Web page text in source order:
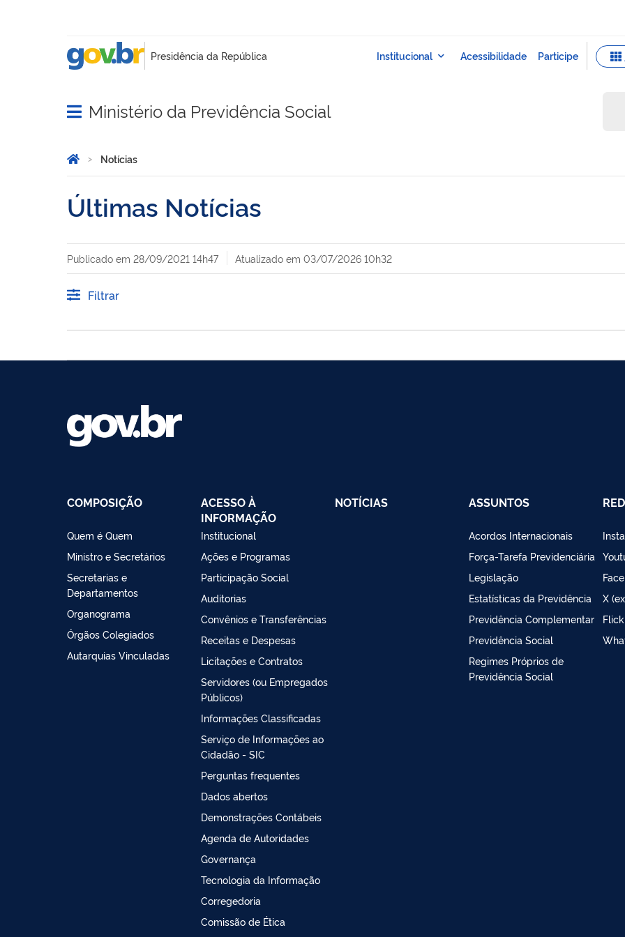
Abrir menu principal de navegação
Ministério da Previdência Social
Você está aqui:
Página Inicial
Notícias
Últimas Notícias
Publicado em 28/09/2021 14h47 Atualizado em 03/07/2026 10h32
Filtrar
COMPOSIÇÃO
Quem é Quem
Ministro e Secretários
Secretarias e
Departamentos
Organograma
Órgãos Colegiados
Autarquias Vinculadas
ACESSO À
INFORMAÇÃO
Institucional
Ações e Programas
Participação Social
Auditorias
Convênios e Transferências
Receitas e Despesas
Licitações e Contratos
Servidores (ou Empregados
Públicos)
Informações Classificadas
Serviço de Informações ao
Cidadão - SIC
Perguntas frequentes
Dados abertos
Demonstrações Contábeis
Agenda de Autoridades
Governança
Tecnologia da Informação
Corregedoria
Comissão de Ética
NOTÍCIAS ASSUNTOS
Acordos Internacionais
Força-Tarefa Previdenciária
Legislação
Estatísticas da Previdência
Previdência Complementar
Previdência Social
Regimes Próprios de
Previdência Social
X